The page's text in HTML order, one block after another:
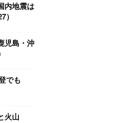
内地震は
）
児島・沖
でも
火山